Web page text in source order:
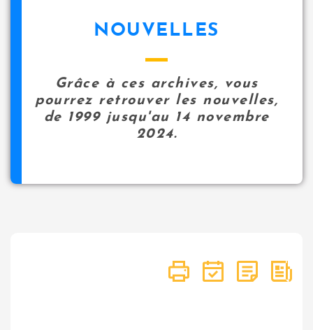
NOUVELLES
Grâce à ces archives, vous
pourrez retrouver les nouvelles,
de 1999 jusqu'au 14 novembre
2024.